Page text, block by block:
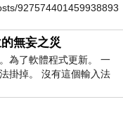
927574401459938893
無妄之災
為了軟體程式更新。 一
掛掉。 沒有這個輸入法
幾十字降